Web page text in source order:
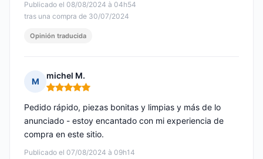
Publicado el 08/08/2024 à 04h54
tras una compra de 30/07/2024
Opinión traducida
M
michel M.
Nota: 5 de 5
Publicado el 07/08/2024 à 09h14
Pedido rápido, piezas bonitas y limpias y más de lo
anunciado - estoy encantado con mi experiencia de
compra en este sitio.